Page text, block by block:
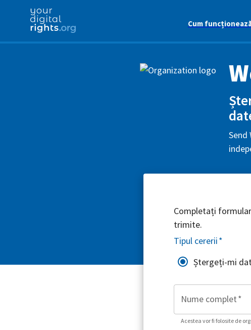
Cum
Send
Completați
trimite.
Tipul cererii*
Ștergeți-mi
Nume complet*
Acestea vor fi folosite de